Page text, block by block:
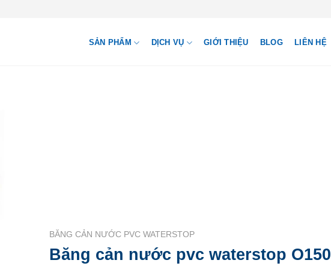
SẢN PHẨM DỊCH VỤ GIỚI THIỆU BLOG LIÊN HỆ
BĂNG CẢN NƯỚC PVC WATERSTOP
Băng cản nước pvc waterstop O150